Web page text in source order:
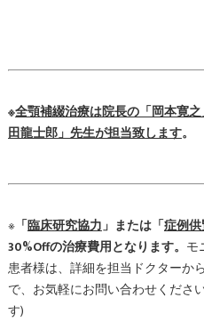
※全顎補綴治療は院長の「岡本寛
田龍士郎」先生が担当致します。
※「臨床研究協力」または「症例
30%Offの治療費用となります。 モ
患者様は、詳細を担当ドクターか
で、お気軽にお問い合わせくださ
す)